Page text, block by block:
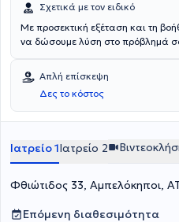
Σχετικά με τον ειδικό
Με προσεκτική εξέταση και τη
να δώσουμε λύση στο πρόβλημά
Απλή επίσκεψη
Δες το κόστος
Ιατρείο 1Ιατρείο 2
Φθιώτιδος 33, Αμπελόκηποι,
Επόμενη διαθεσιμότητα